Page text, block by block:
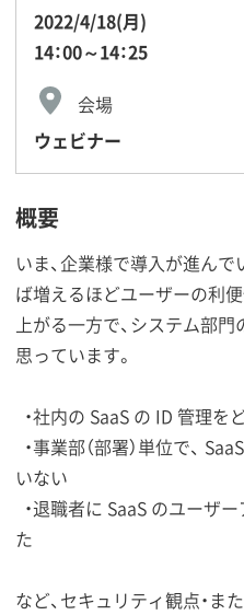
2022/4/18(月)
14：00～14：25
会場
ウェビナー
概要
いま、企業様で導入が進んで
ば増えるほどユーザーの利
上がる一方で、システム部
思っています。
・社内の SaaS の ID 管理を
・事業部（部署）単位で、
いない
・退職者に SaaS のユーザ
た
など、セキュリティ観点・